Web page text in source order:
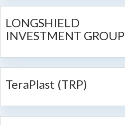
LONGSHIELD
INVESTMENT GROUP
TeraPlast (TRP)